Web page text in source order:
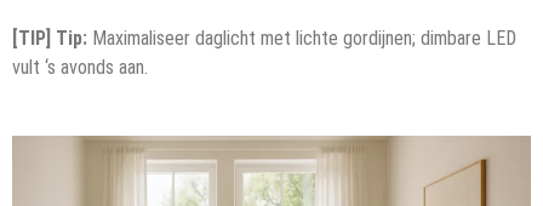
[TIP] Tip: Maximaliseer daglicht met lichte gordijnen; dimbare LED
vult ‘s avonds aan.